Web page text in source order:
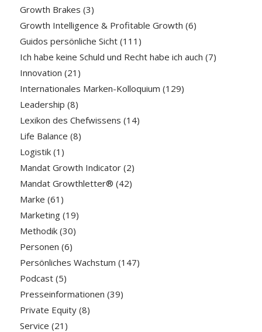
Growth Brakes (3)
Growth Intelligence & Profitable Growth (6)
Guidos persönliche Sicht(111)
Ich habe keine Schuld und Recht habe ich auch (7)
Innovation (21)
Internationales Marken-Kolloquium (129)
Leadership (8)
Lexikon des Chefwissens (14)
Life Balance (8)
Logistik(1)
Mandat Growth Indicator(2)
Mandat Growthletter® (42)
Marke (61)
Marketing(19)
Methodik(30)
Personen (6)
Persönliches Wachstum (147)
Podcast(5)
Presseinformationen (39)
Private Equity(8)
Service (21)